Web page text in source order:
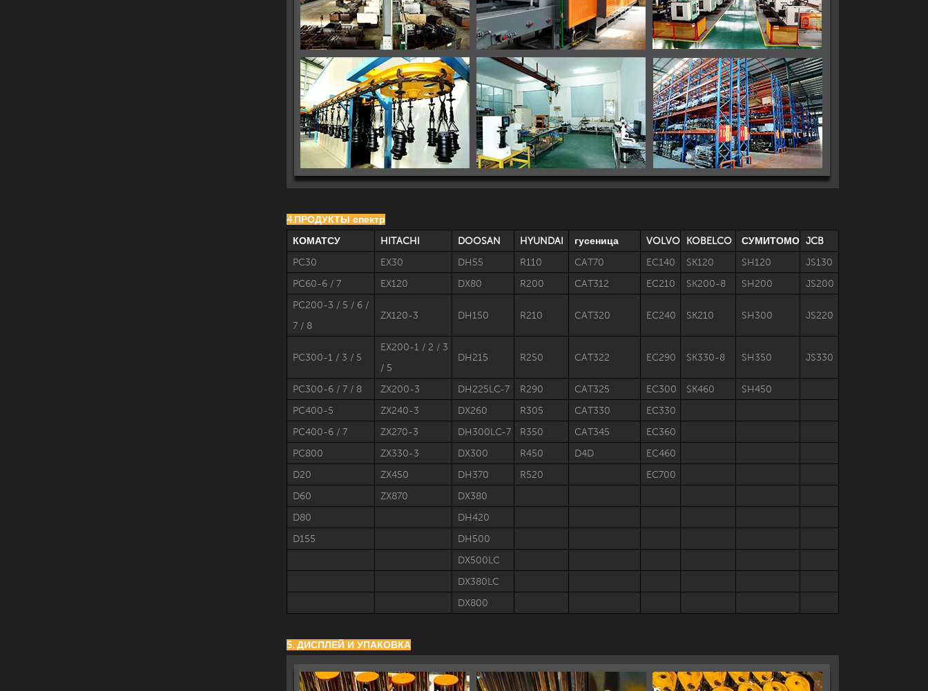
4.ПРОДУКТЫ спектр
КОМАТСУ
HITACHI DOOSAN HYUNDAI гусеница VOLVO KOBELCO СУМИТОМО JCB
PC30
EX30 DH55 R110 CAT70 EC140 SK120 SH120
JS130
PC60-6 / 7
EX120 DX80 R200 CAT312 EC210 SK200-8 SH200
JS200
PC200-3 / 5 / 6 /
7 / 8
ZX120-3 DH150 R210 CAT320 EC240 SK210 SH300 JS220
PC300-1 / 3 / 5
EX200-1 / 2 / 3
/ 5
DH215 R250 CAT322 EC290 SK330-8 SH350 JS330
PC300-6 / 7 / 8 ZX200-3 DH225LC-7 R290 CAT325 EC300 SK460
SH450
PC400-5
ZX240-3 DX260 R305 CAT330
EC330
PC400-6 / 7
ZX270-3 DH300LC-7 R350 CAT345
EC360
PC800
ZX330-3 DX300 R450 D4D
EC460
D20
ZX450 DH370 R520
EC700
D60
ZX870
DX380
D80
DH420
D155
DH500
DX500LC
DX380LC
DX800
5. ДИСПЛЕЙ И УПАКОВКА